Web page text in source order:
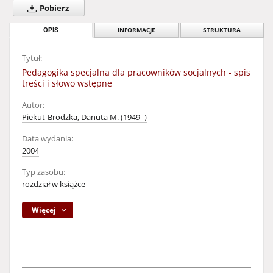
Pobierz
OPIS INFORMACJE STRUKTURA
Tytuł:
Pedagogika specjalna dla pracowników socjalnych - spis
treści i słowo wstępne
Autor:
Piekut-Brodzka, Danuta M. (1949- )
Data wydania:
2004
Typ zasobu:
rozdział w książce
Więcej